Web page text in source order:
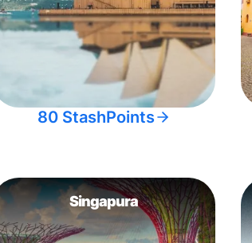
80 StashPoints
Singapura